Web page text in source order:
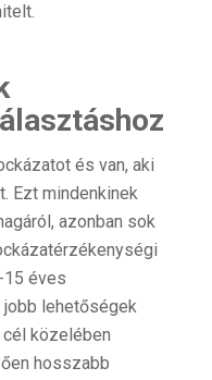
és van, aki
Ezt mindenkinek
azonban sok
15 éves
lehetőségek
közelében
hosszabb